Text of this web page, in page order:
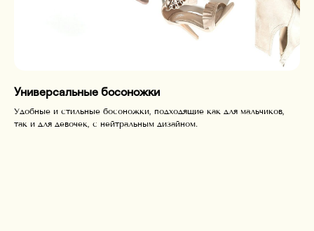
Универсальные босоножки
Удобные и стильные босоножки, подходящие как для мальчиков,
так и для девочек, с нейтральным дизайном.